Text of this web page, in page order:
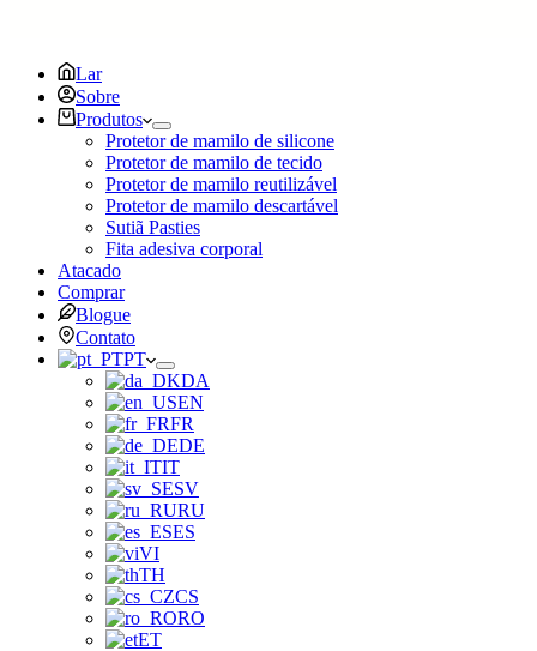
Lar
Sobre
Produtos
Protetor de mamilo de silicone
Protetor de mamilo de tecido
Protetor de mamilo reutilizável
Protetor de mamilo descartável
Sutiã Pasties
Fita adesiva corporal
Atacado
Comprar
Blogue
Contato
PT
DA
EN
FR
DE
IT
SV
RU
ES
VI
TH
CS
RO
ET